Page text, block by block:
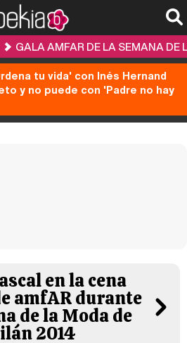
GALA AMFAR DE LA SEMANA DE
tu vida' con Inés Hernand
y no puede con 'Padre no hay
en la cena
amfAR durante
de la Moda de
2014